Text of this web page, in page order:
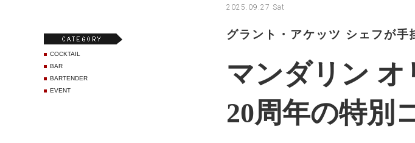
2025.09.27 Sat
グラント・アケッツ シェフが手
マンダリン
20周年の特別
COCKTAIL
BAR
BARTENDER
EVENT